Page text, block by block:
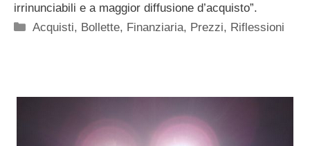
irrinunciabili e a maggior diffusione d’acquisto”.
Categorie
Acquisti, Bollette, Finanziaria, Prezzi, Riflessioni